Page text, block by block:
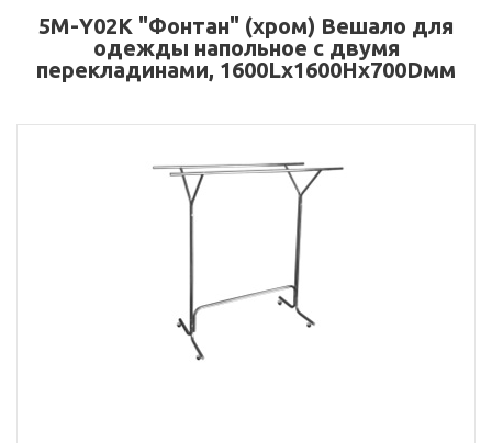
5М-Y02К "Фонтан" (хром) Вешало для
одежды напольное с двумя
перекладинами, 1600Lх1600Hx700Dмм